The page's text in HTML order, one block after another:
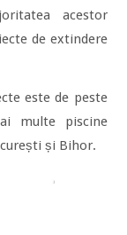
acestor
de extindere
este de peste
multe piscine
și Bihor.